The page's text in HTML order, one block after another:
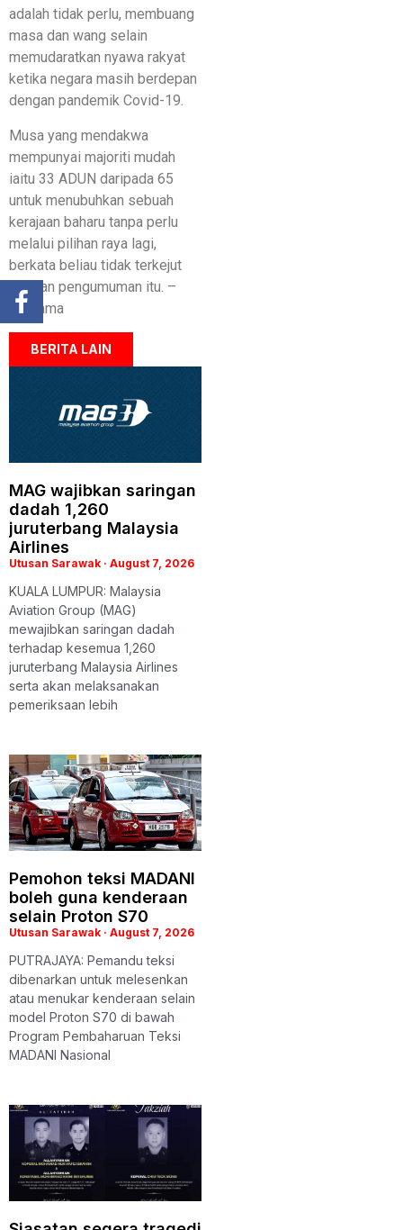
adalah tidak perlu, membuang
masa dan wang selain
memudaratkan nyawa rakyat
ketika negara masih berdepan
dengan pandemik Covid-19.
Musa yang mendakwa
mempunyai majoriti mudah
iaitu 33 ADUN daripada 65
untuk menubuhkan sebuah
kerajaan baharu tanpa perlu
melalui pilihan raya lagi,
berkata beliau tidak terkejut
dengan pengumuman itu. –
Bernama
BERITA LAIN
MAG wajibkan saringan
dadah 1,260
juruterbang Malaysia
Airlines
Utusan Sarawak August 7, 2026
KUALA LUMPUR: Malaysia
Aviation Group (MAG)
mewajibkan saringan dadah
terhadap kesemua 1,260
juruterbang Malaysia Airlines
serta akan melaksanakan
pemeriksaan lebih
Pemohon teksi MADANI
boleh guna kenderaan
selain Proton S70
Utusan Sarawak August 7, 2026
PUTRAJAYA: Pemandu teksi
dibenarkan untuk melesenkan
atau menukar kenderaan selain
model Proton S70 di bawah
Program Pembaharuan Teksi
MADANI Nasional